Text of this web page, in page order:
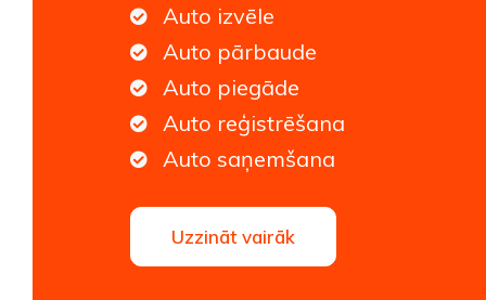
Auto izvēle
Auto pārbaude
Auto piegāde
Auto reģistrēšana
Auto saņemšana
Uzzināt vairāk